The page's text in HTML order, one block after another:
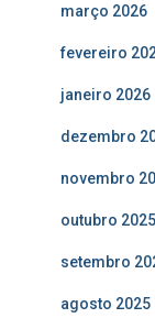
março 2026
fevereiro
janeiro 2026
dezembro
novembro
outubro 2025
setembro
agosto 2025